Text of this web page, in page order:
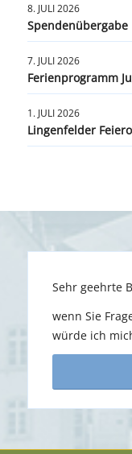
8. JULI 2026
Spendenübergabe
7. JULI 2026
Ferienprogramm
1. JULI 2026
Lingenfelder
Sehr geehrte
wenn Sie
würde ich